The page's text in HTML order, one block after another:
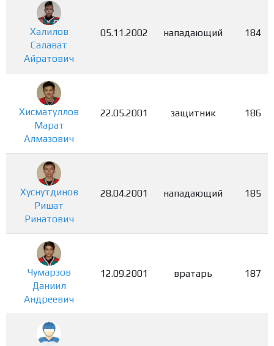
Халилов
Салават
Айратович
05.11.2002 нападающий 184
Хисматуллов
Марат
Алмазович
22.05.2001 защитник 186
Хуснутдинов
Ришат
Ринатович
28.04.2001 нападающий 185
Чумарзов
Даниил
Андреевич
12.09.2001 вратарь 187